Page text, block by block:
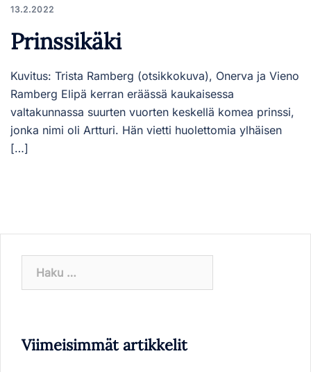
13.2.2022
Prinssikäki
Kuvitus: Trista Ramberg (otsikkokuva), Onerva ja Vieno
Ramberg Elipä kerran eräässä kaukaisessa
valtakunnassa suurten vuorten keskellä komea prinssi,
jonka nimi oli Artturi. Hän vietti huolettomia ylhäisen
[…]
Viimeisimmät artikkelit